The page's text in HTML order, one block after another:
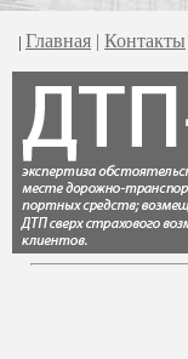
| Главная | Контакты